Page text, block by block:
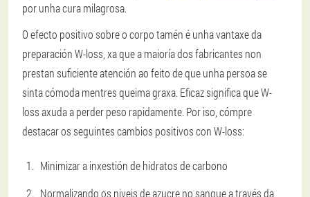
por unha cura milagrosa.
O efecto positivo sobre o corpo tamén é unha vantaxe da
preparación W-loss, xa que a maioría dos fabricantes non
prestan suficiente atención ao feito de que unha persoa se
sinta cómoda mentres queima graxa. Eficaz significa que W-
loss axuda a perder peso rapidamente. Por iso, cómpre
destacar os seguintes cambios positivos con W-loss:
Minimizar a inxestión de hidratos de carbono
Normalizando os niveis de azucre no sangue a través da